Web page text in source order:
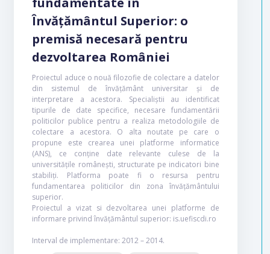
Învățământul Superior: o
premisă necesară pentru
dezvoltarea României
Proiectul aduce o nouă filozofie de colectare a datelor
din sistemul de învățământ universitar și de
interpretare a acestora. Specialiștii au identificat
tipurile de date specifice, necesare fundamentării
politicilor publice pentru a realiza metodologiile de
colectare a acestora. O alta noutate pe care o
propune este crearea unei platforme informatice
(ANS), ce conține date relevante culese de la
universitățile românești, structurate pe indicatori bine
stabiliți. Platforma poate fi o resursa pentru
fundamentarea politicilor din zona învățământului
superior.
Proiectul a vizat si dezvoltarea unei platforme de
informare privind învățământul superior: is.uefiscdi.ro
Interval de implementare: 2012 – 2014.